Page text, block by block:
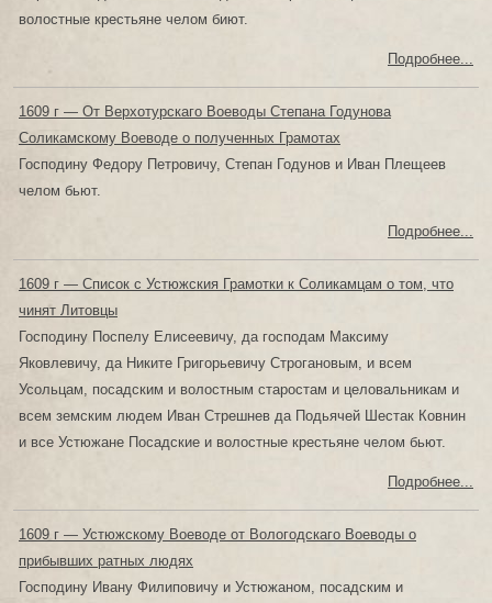
волостные крестьяне челом биют.
Подробнее...
1609 г — От Верхотурскаго Воеводы Степана Годунова
Соликамскому Воеводе о полученных Грамотах
Господину Федору Петровичу, Степан Годунов и Иван Плещеев
челом бьют.
Подробнее...
1609 г — Список с Устюжския Грамотки к Соликамцам о том, что
чинят Литовцы
Господину Поспелу Елисеевичу, да господам Максиму
Яковлевичу, да Никите Григорьевичу Строгановым, и всем
Усольцам, посадским и волостным старостам и целовальникам и
всем земским людем Иван Стрешнев да Подьячей Шестак Ковнин
и все Устюжане Посадские и волостные крестьяне челом бьют.
Подробнее...
1609 г — Устюжскому Воеводе от Вологодскаго Воеводы о
прибывших ратных людях
Господину Ивану Филиповичу и Устюжаном, посадским и